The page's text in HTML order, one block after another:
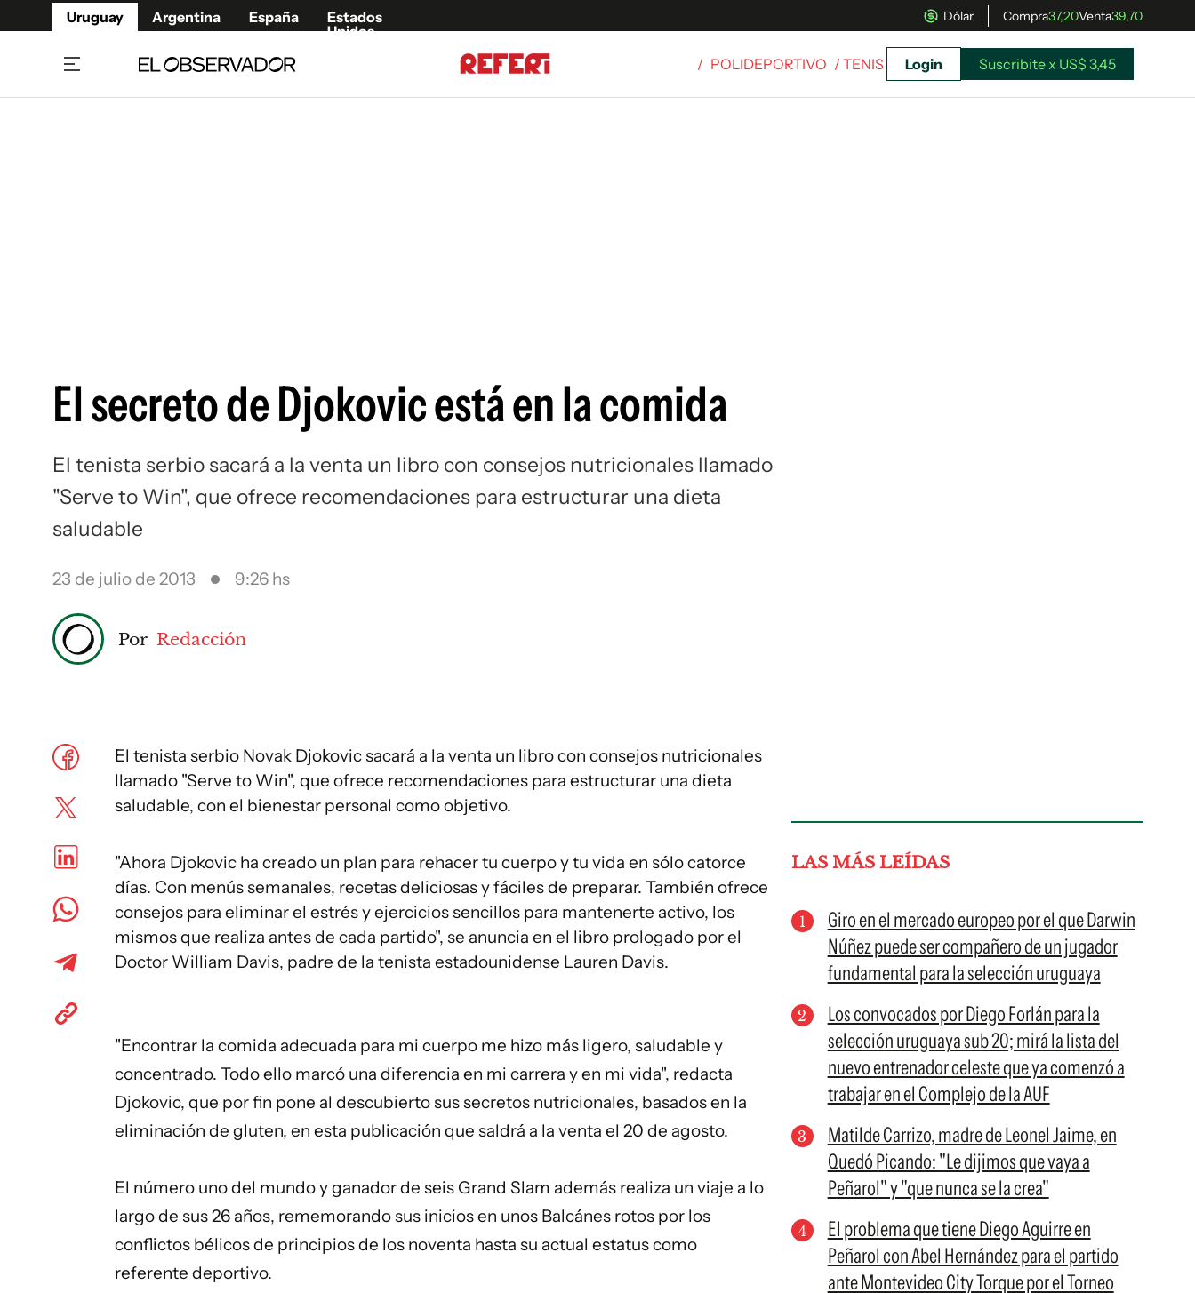
Uruguay Argentina España
Estados
Unidos
Dólar Compra37,20Venta39,70
/ POLIDEPORTIVO / TENIS Login Suscribite x US$ 3,45
El secreto de Djokovic está en la comida
El tenista serbio sacará a la venta un libro con consejos nutricionales llamado
"Serve to Win", que ofrece recomendaciones para estructurar una dieta
saludable
23 de julio de 2013 9:26 hs
Por Redacción
El tenista serbio Novak Djokovic sacará a la venta un libro con consejos nutricionales
llamado "Serve to Win", que ofrece recomendaciones para estructurar una dieta
saludable, con el bienestar personal como objetivo.
"Ahora Djokovic ha creado un plan para rehacer tu cuerpo y tu vida en sólo catorce
días. Con menús semanales, recetas deliciosas y fáciles de preparar. También ofrece
consejos para eliminar el estrés y ejercicios sencillos para mantenerte activo, los
mismos que realiza antes de cada partido", se anuncia en el libro prologado por el
Doctor William Davis, padre de la tenista estadounidense Lauren Davis.
"Encontrar la comida adecuada para mi cuerpo me hizo más ligero, saludable y
concentrado. Todo ello marcó una diferencia en mi carrera y en mi vida", redacta
Djokovic, que por fin pone al descubierto sus secretos nutricionales, basados en la
eliminación de gluten, en esta publicación que saldrá a la venta el 20 de agosto.
El número uno del mundo y ganador de seis Grand Slam además realiza un viaje a lo
largo de sus 26 años, rememorando sus inicios en unos Balcánes rotos por los
conflictos bélicos de principios de los noventa hasta su actual estatus como
referente deportivo.
LAS MÁS LEÍDAS
Giro en el mercado europeo por el que Darwin
Núñez puede ser compañero de un jugador
fundamental para la selección uruguaya
Los convocados por Diego Forlán para la
selección uruguaya sub 20; mirá la lista del
nuevo entrenador celeste que ya comenzó a
trabajar en el Complejo de la AUF
Matilde Carrizo, madre de Leonel Jaime, en
Quedó Picando: "Le dijimos que vaya a
Peñarol" y "que nunca se la crea"
El problema que tiene Diego Aguirre en
Peñarol con Abel Hernández para el partido
ante Montevideo City Torque por el Torneo